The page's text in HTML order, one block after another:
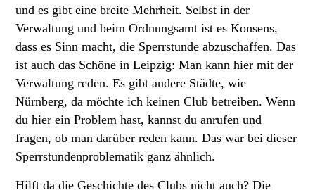
und es gibt eine breite Mehrheit. Selbst in der
Verwaltung und beim Ordnungsamt ist es Konsens,
dass es Sinn macht, die Sperrstunde abzuschaffen. Das
ist auch das Schöne in Leipzig: Man kann hier mit der
Verwaltung reden. Es gibt andere Städte, wie
Nürnberg, da möchte ich keinen Club betreiben. Wenn
du hier ein Problem hast, kannst du anrufen und
fragen, ob man darüber reden kann. Das war bei dieser
Sperrstundenproblematik ganz ähnlich.
Hilft da die Geschichte des Clubs nicht auch? Die